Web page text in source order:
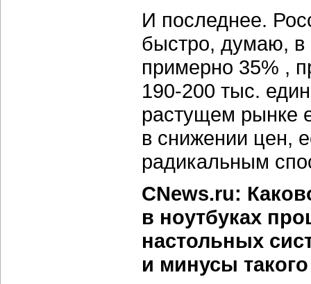
И последнее.
быстро, думаю, в
примерно 35% ,
190-200 тыс.
растущем рынке
в снижении цен,
радикальным
CNews.ru:
в ноутбуках
настольных
и минусы